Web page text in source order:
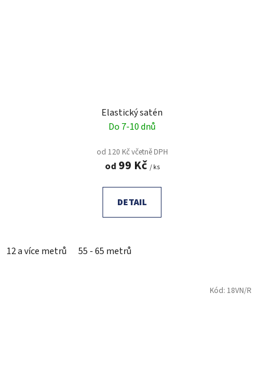
Elastický satén
Do 7-10 dnů
od 120 Kč včetně DPH
od99 Kč / ks
DETAIL
12 a více metrů 55 - 65 metrů
Kód: 18VN/R